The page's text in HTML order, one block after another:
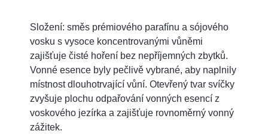
Složení: směs prémiového parafínu a sójového
vosku s vysoce koncentrovanými vůněmi
zajišťuje čisté hoření bez nepříjemných zbytků.
Vonné esence byly pečlivě vybrané, aby naplnily
místnost dlouhotrvající vůní. Otevřený tvar svíčky
zvyšuje plochu odpařování vonných esencí z
voskového jezírka a zajišťuje rovnoměrný vonný
zážitek.